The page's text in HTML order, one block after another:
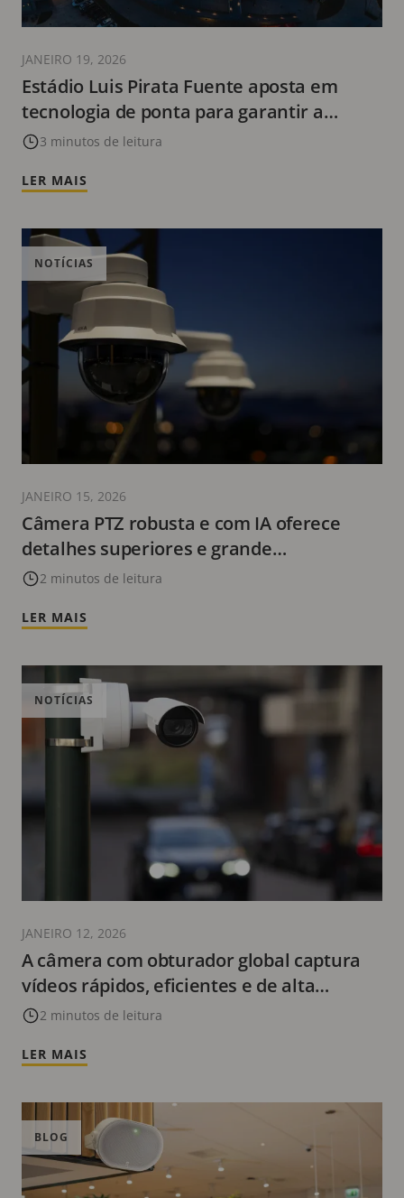
Estádio Luis Pirata Fuente aposta em
tecnologia de ponta para garantir a
segurança e a experiência dos torcedores
3 minutos de leitura
JANEIRO 19, 2026
LER MAIS
Câmera PTZ robusta e com IA oferece
detalhes superiores e grande
sensibilidade à luz
2 minutos de leitura
NOTÍCIAS
JANEIRO 15, 2026
LER MAIS
A câmera com obturador global captura
vídeos rápidos, eficientes e de alta
qualidade sem comprometer a qualidade
2 minutos de leitura
NOTÍCIAS
JANEIRO 12, 2026
LER MAIS
BLOG